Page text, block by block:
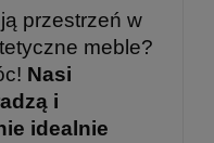
przestrzeń w
meble?
Nasi
i
idealnie